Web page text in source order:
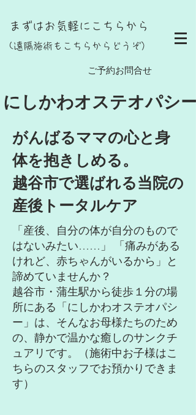
ご予約お問合せ
にしかわオステオパシー
まずはお気軽にこちらから
(遠隔施術もこちらからどうぞ）
がんばるママの心と身
体を抱きしめる。
越谷市で選ばれる当院の
産後トータルケア
「産後、自分の体が自分のもので
はないみたい……」 「痛みがある
けれど、赤ちゃんがいるから」と
諦めていませんか？
越谷市・蒲生駅から徒歩１分の場
所にある「にしかわオステオパシ
ー」は、そんなお母様たちのため
の、静かで温かな癒しのサンクチ
ュアリです。（施術中お子様はこ
ちらのスタッフでお預かりできま
す）